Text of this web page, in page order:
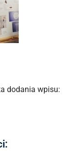
dodania wpisu: